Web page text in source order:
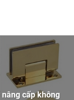
cấp không